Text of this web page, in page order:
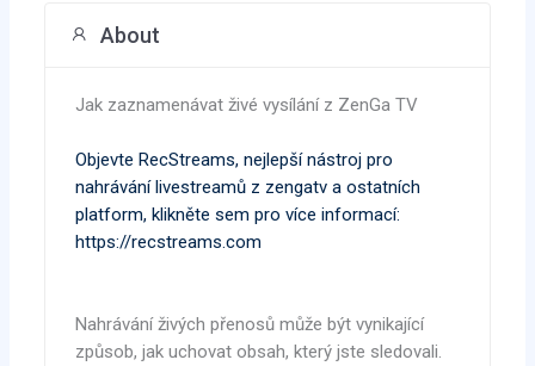
About
Jak zaznamenávat živé vysílání z ZenGa TV
Objevte RecStreams, nejlepší nástroj pro
nahrávání livestreamů z zengatv a ostatních
platform, klikněte sem pro více informací:
https://recstreams.com
Nahrávání živých přenosů může být vynikající
způsob, jak uchovat obsah, který jste sledovali.